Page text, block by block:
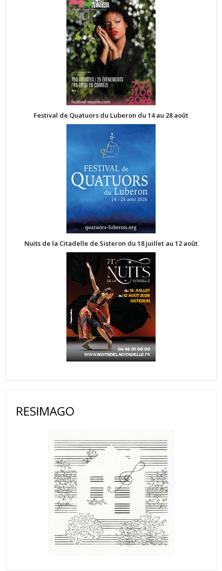
Festival de Quatuors du Luberon du 14 au 28 août
Nuits de la Citadelle de Sisteron du 18 juillet au 12 août
RESIMAGO